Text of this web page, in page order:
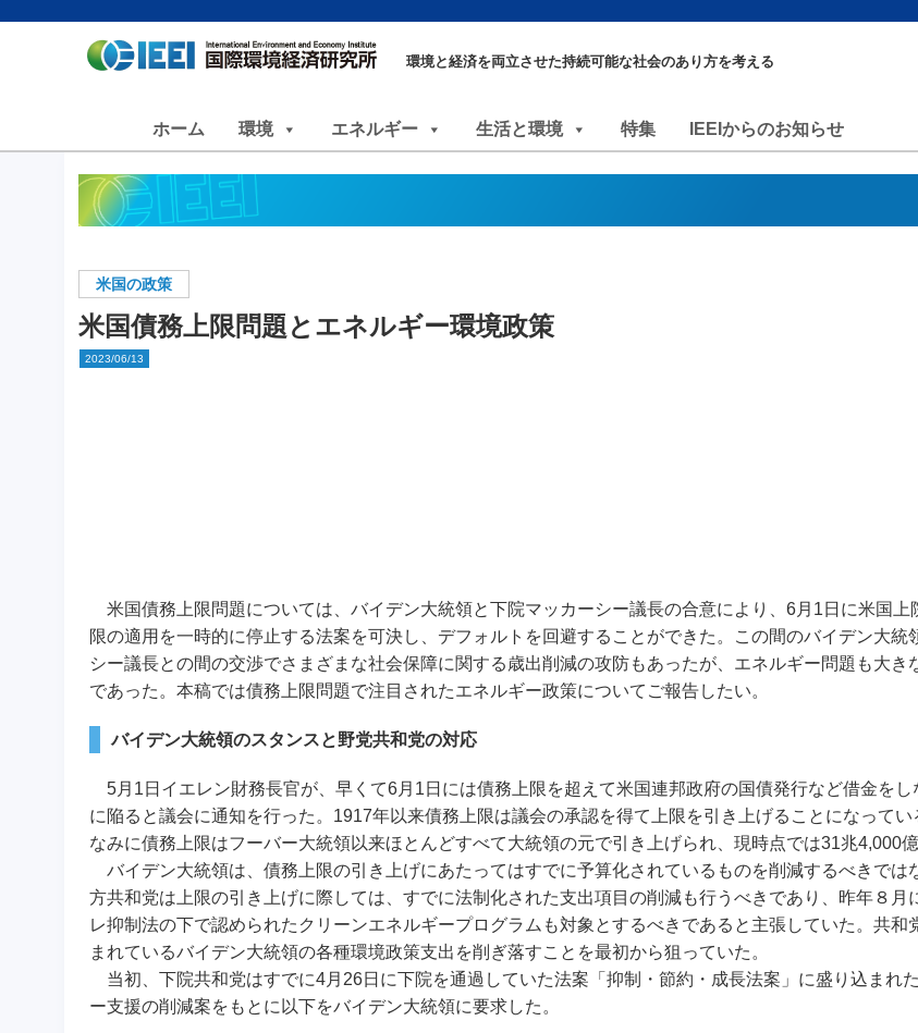
環境と経済を両立させた持続可能な社会のあり方を考える
ホーム 環境 エネルギー 生活と環境 特集 IEEIからのお知らせ
米国の政策
米国債務上限問題とエネルギー環境政策
2023/06/13
米国債務上限問題については、バイデン大統領と下院マッカーシー議長の合意により、6月1日に米国上
限の適用を一時的に停止する法案を可決し、デフォルトを回避することができた。この間のバイデン大統
シー議長との間の交渉でさまざまな社会保障に関する歳出削減の攻防もあったが、エネルギー問題も大き
であった。本稿では債務上限問題で注目されたエネルギー政策についてご報告したい。
バイデン大統領のスタンスと野党共和党の対応
5月1日イエレン財務長官が、早くて6月1日には債務上限を超えて米国連邦政府の国債発行など借金をし
に陥ると議会に通知を行った。1917年以来債務上限は議会の承認を得て上限を引き上げることになってい
なみに債務上限はフーバー大統領以来ほとんどすべて大統領の元で引き上げられ、現時点では31兆4,000億
バイデン大統領は、債務上限の引き上げにあたってはすでに予算化されているものを削減するべきでは
方共和党は上限の引き上げに際しては、すでに法制化された支出項目の削減も行うべきであり、昨年８月
レ抑制法の下で認められたクリーンエネルギープログラムも対象とするべきであると主張していた。共和
まれているバイデン大統領の各種環境政策支出を削ぎ落すことを最初から狙っていた。
当初、下院共和党はすでに4月26日に下院を通過していた法案「抑制・節約・成長法案」に盛り込まれ
ー支援の削減案をもとに以下をバイデン大統領に要求した。